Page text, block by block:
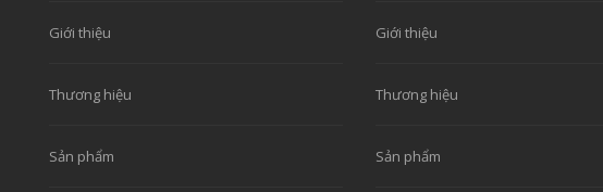
Giới thiệu
Thương hiệu
Sản phẩm
Giới thiệu
Thương hiệu
Sản phẩm